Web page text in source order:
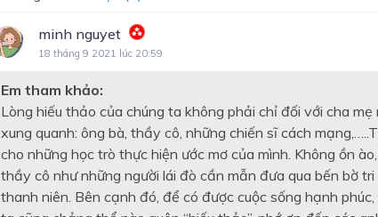
Văn mẫu lớp
Soạn văn
minh nguyet
18 tháng 9 2021 lúc 20:59
Em tham khảo:
Lòng hiếu thảo của chúng ta không phải chỉ đối với cha
xung quanh: ông bà, thầy cô, những chiến sĩ cách
cho những học trò thực hiện ước mơ của mình. Không ồn
thầy cô như những người lái đò cần mẫn đưa qua bến bờ
thanh niên. Bên cạnh đó, để có được cuộc sống hạnh